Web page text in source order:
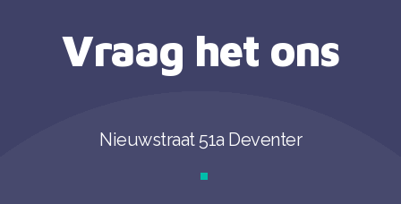
Vraag het ons
Nieuwstraat 51a Deventer